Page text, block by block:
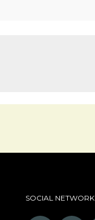
SOCIAL NETWORK